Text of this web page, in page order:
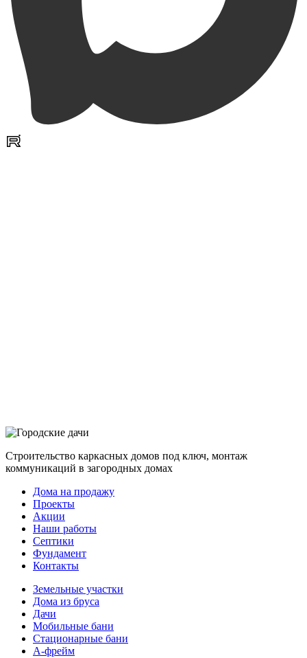
Строительство каркасных домов под ключ, монтаж
коммуникаций в загородных домах
Дома на продажу
Проекты
Акции
Наши работы
Септики
Фундамент
Контакты
Земельные участки
Дома из бруса
Дачи
Мобильные бани
Стационарные бани
A-фрейм